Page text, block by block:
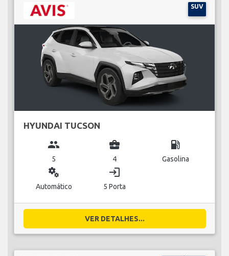
SUV
HYUNDAI TUCSON
group
5
business_center
4
local_gas_station
Gasolina
miscellaneous_services
Automático
login
5 Porta
VER DETALHES...